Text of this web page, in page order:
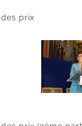
prix